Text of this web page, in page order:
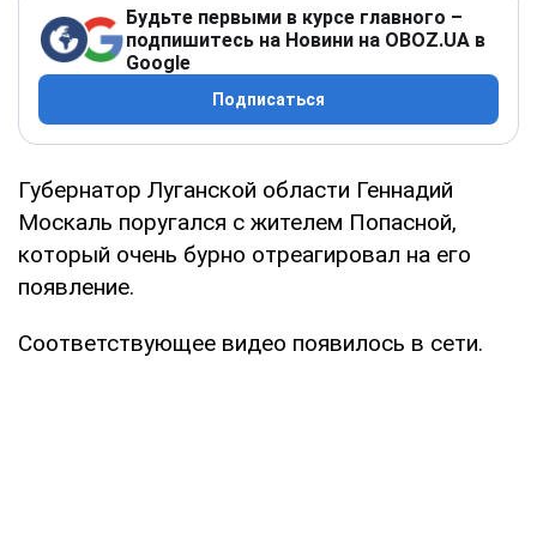
Будьте первыми в курсе главного –
подпишитесь на Новини на OBOZ.UA в
Google
Подписаться
Губернатор Луганской области Геннадий
Москаль поругался с жителем Попасной,
который очень бурно отреагировал на его
появление.
Соответствующее видео появилось в сети.